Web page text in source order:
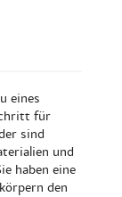
eines
für
sind
und
haben eine
den